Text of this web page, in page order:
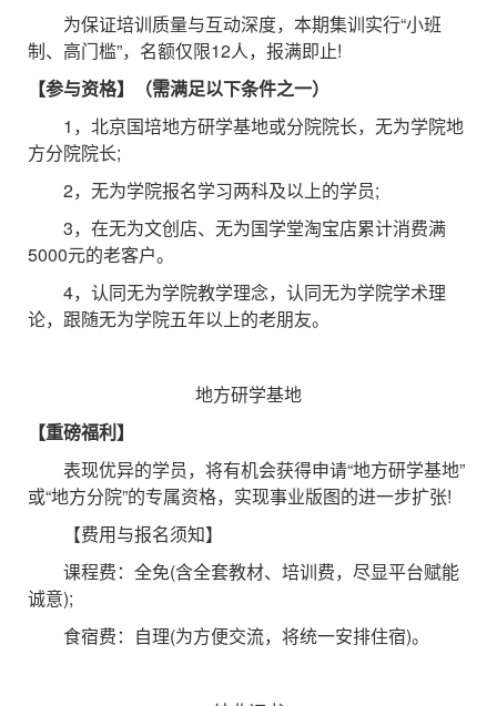
为保证培训质量与互动深度，本期集训实行“小班
制、高门槛”，名额仅限12人，报满即止!
【参与资格】（需满足以下条件之一）
1，北京国培地方研学基地或分院院长，无为学院地
方分院院长;
2，无为学院报名学习两科及以上的学员;
3，在无为文创店、无为国学堂淘宝店累计消费满
5000元的老客户。
4，认同无为学院教学理念，认同无为学院学术理
论，跟随无为学院五年以上的老朋友。
地方研学基地
【重磅福利】
表现优异的学员，将有机会获得申请“地方研学基地”
或“地方分院”的专属资格，实现事业版图的进一步扩张!
【费用与报名须知】
课程费：全免(含全套教材、培训费，尽显平台赋能
诚意);
食宿费：自理(为方便交流，将统一安排住宿)。